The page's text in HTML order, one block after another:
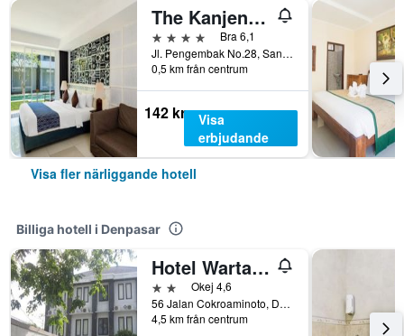
The Kanjeng Suites & Villas Sanur
4 stjärnor
Bra 6,1
Jl. Pengembak No.28, Sanur Kauh, Denpasar, Indonesien
0,5 km från centrum
142 kr
Visa
erbjudande
Visa fler närliggande hotell
Billiga hotell i Denpasar
Hotel Warta Dua
2 stjärnorOkej 4,6
56 Jalan Cokroaminoto, Denpasar, Indonesien
4,5 km från centrum